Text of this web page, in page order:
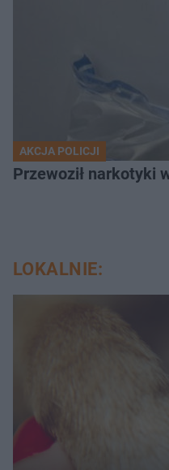
AKCJA POLICJI
Przewoził narkotyki
LOKALNIE: